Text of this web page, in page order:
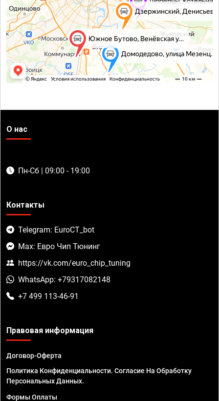
О нас
Пн-Сб | 09:00 - 19:00
Контакты
Telegram: EuroCT_bot
Max: Евро Чип Тюнинг
https://vk.com/euro_chip_tuning
WhatsApp: +79317082148
+7 499 113-46-91
Правовая информация
Договор-Оферта
Политика Конфиденциальности. Согласие На Обработку
Персональных Данных.
Формы Оплаты